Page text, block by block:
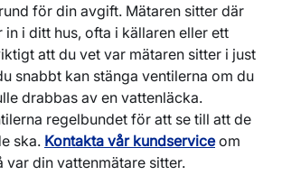
för din avgift. Mätaren sitter där
i ditt hus, ofta i källaren eller ett
att du vet var mätaren sitter i just
snabbt kan stänga ventilerna om du
drabbas av en vattenläcka.
regelbundet för att se till att de
ska. Kontakta vår kundserviceom
var din vattenmätare sitter.